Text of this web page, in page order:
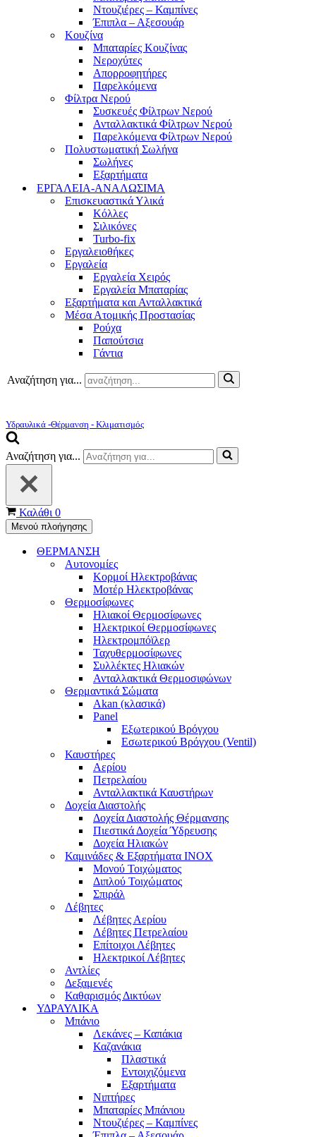
Ντουζιέρες – Καμπίνες
Έπιπλα – Αξεσουάρ
Κουζίνα
Μπαταρίες Κουζίνας
Νεροχύτες
Απορροφητήρες
Παρελκόμενα
Φίλτρα Νερού
Συσκευές Φίλτρων Νερού
Ανταλλακτικά Φίλτρων Νερού
Παρελκόμενα Φίλτρων Νερού
Πολυστωματική Σωλήνα
Σωλήνες
Εξαρτήματα
ΕΡΓΑΛΕΙΑ-ΑΝΑΛΩΣΙΜΑ
Επισκευαστικά Υλικά
Κόλλες
Σιλικόνες
Turbo-fix
Εργαλειοθήκες
Εργαλεία
Εργαλεία Χειρός
Εργαλεία Μπαταρίας
Εξαρτήματα και Ανταλλακτικά
Μέσα Ατομικής Προστασίας
Ρούχα
Παπούτσια
Γάντια
Αναζήτηση για...
Υδραυλικά -Θέρμανση - Κλιματισμός
Αναζήτηση για...
Καλάθι 0
Μενού πλοήγησης
ΘΕΡΜΑΝΣΗ
Αυτονομίες
Κορμοί Ηλεκτροβάνας
Μοτέρ Ηλεκτροβάνας
Θερμοσίφωνες
Ηλιακοί Θερμοσίφωνες
Ηλεκτρικοί Θερμοσίφωνες
Ηλεκτρομπόϊλερ
Ταχυθερμοσίφωνες
Συλλέκτες Ηλιακών
Ανταλλακτικά Θερμοσιφώνων
Θερμαντικά Σώματα
Akan (κλασικά)
Panel
Εξωτερικού Βρόγχου
Εσωτερικού Βρόγχου (Ventil)
Καυστήρες
Αερίου
Πετρελαίου
Ανταλλακτικά Καυστήρων
Δοχεία Διαστολής
Δοχεία Διαστολής Θέρμανσης
Πιεστικά Δοχεία Ύδρευσης
Δοχεία Ηλιακών
Καμινάδες & Εξαρτήματα ΙΝΟΧ
Μονού Τοιχώματος
Διπλού Τοιχώματος
Σπιράλ
Λέβητες
Λέβητες Αερίου
Λέβητες Πετρελαίου
Επίτοιχοι Λέβητες
Ηλεκτρικοί Λέβητες
Αντλίες
Δεξαμενές
Καθαρισμός Δικτύων
ΥΔΡΑΥΛΙΚΑ
Μπάνιο
Λεκάνες – Καπάκια
Καζανάκια
Πλαστικά
Εντοιχιζόμενα
Εξαρτήματα
Νιπτήρες
Μπαταρίες Μπάνιου
Ντουζιέρες – Καμπίνες